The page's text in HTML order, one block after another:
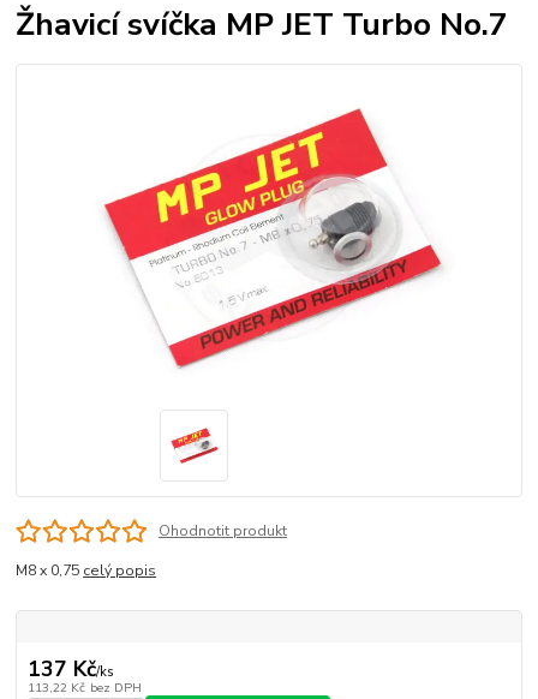
Žhavicí svíčka MP JET Turbo No.7
Ohodnotit produkt
M8 x 0,75 celý popis
137 Kč/ks
113,22 Kč bez DPH